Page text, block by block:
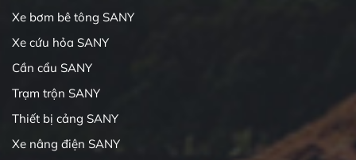
Xe bơm bê tông SANY
Xe cứu hỏa SANY
Cần cẩu SANY
Trạm trộn SANY
Thiết bị cảng SANY
Xe nâng điện SANY